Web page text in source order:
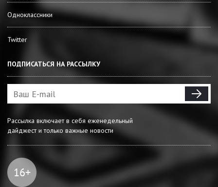
Одноклассники
Twitter
ПОДПИСАТЬСЯ НА РАССЫЛКУ
Рассылка включает в себя еженедельный
дайджест и только важные новости